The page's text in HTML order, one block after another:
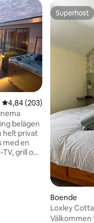
4,84 av 5 i genomsnittligt
4,84 (203)
belägen
helt privat
med en
grill och
Superhost
Superhost
Boende
Loxley
och
Välkommen